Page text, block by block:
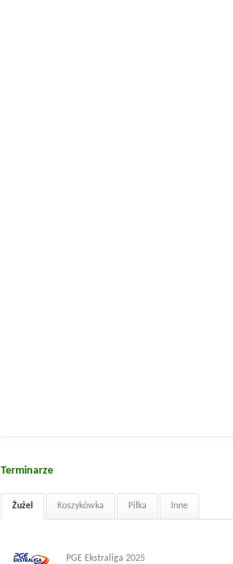
Terminarze
Żużel Koszykówka Piłka Inne
PGE Ekstraliga 2025